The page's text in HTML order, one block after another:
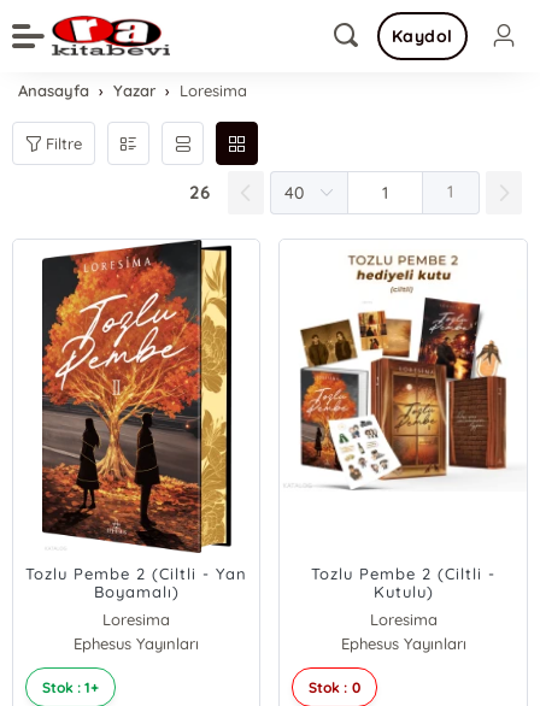
Kaydol
Anasayfa Yazar Loresima
Filtre
26 1
Tozlu Pembe 2 (Ciltli - Yan
Boyamalı)
Loresima
Ephesus Yayınları
Stok : 1+
Tozlu Pembe 2 (Ciltli -
Kutulu)
Loresima
Ephesus Yayınları
Stok : 0